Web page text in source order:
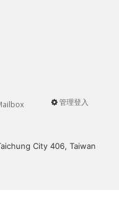
User
管理登入
City 406, Taiwan